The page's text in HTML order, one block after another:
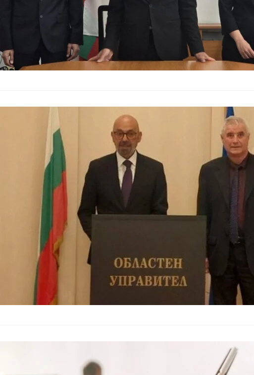
Марио Смърков
България
Марио Смърков пое
май. Той встъпи в
администрация, на която
Правителството
пое